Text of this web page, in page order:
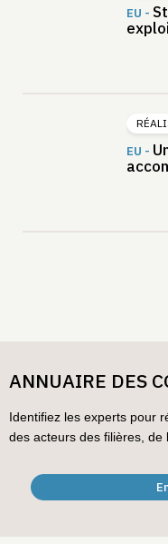
EU -
EU -
ANNUAIRE DES
Identifiez les experts pour
des acteurs des filières, de